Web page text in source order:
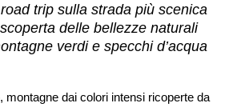
trip sulla strada più scenica
delle bellezze naturali
verdi e specchi d’acqua
montagne dai colori intensi ricoperte da